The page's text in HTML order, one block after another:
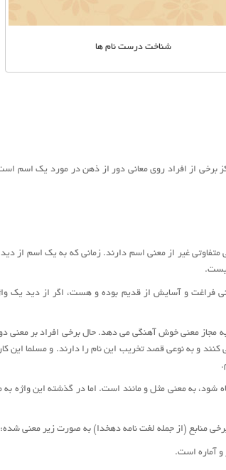
شناخت درست نام ها
برخی از افراد روی معانی دور از ذهن در مورد یک اسم
متفاوتی غیر از معنی اسم دارند. زمانی که به یک اسم از
فراغت و آسایش از قدیم بوده و هست، اگر از دید یک
معنی خوش آهنگی می دهد. حال برخی افراد بر معنی
و به نوعی قصد تخریب این نام را دارند. و مسلما این
شود، به معنی مثل و مانند است. اما در گذشته این واژه
منابع (از جمله لغت نامه دهخدا) به صورت زیر معنی شده:
آماره است.